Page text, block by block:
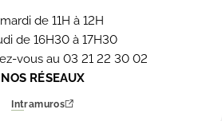
de 11H à 12H
de 16H30 à 17H30
vous au 03 21 22 30 02
NOS RÉSEAUX
Intramuros